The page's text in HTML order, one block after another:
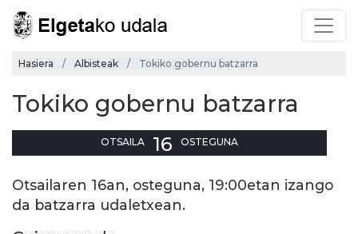
Hasiera Albisteak Tokiko gobernu batzarra
Tokiko gobernu batzarra
OTSAILA 16 OSTEGUNA
Otsailaren 16an, osteguna, 19:00etan izango
da batzarra udaletxean.